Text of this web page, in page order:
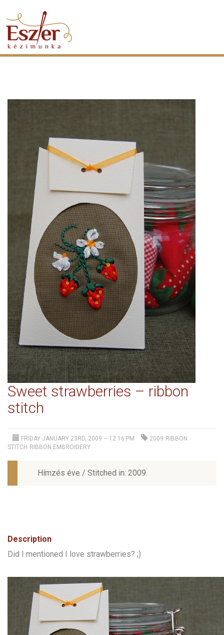
Sweet strawberries – ribbon
stitch
FRIDAY JANUARY 23RD, 2009 – 12:16 PM 2009 RIBBON
STITCH RIBBON EMBROIDERY
Hímzés éve / Stitched in: 2009.
Description
Did I mentioned I love strawberries? ;)